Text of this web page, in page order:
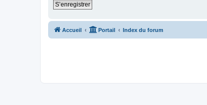
S’enregistrer
Accueil Portail Index du forum